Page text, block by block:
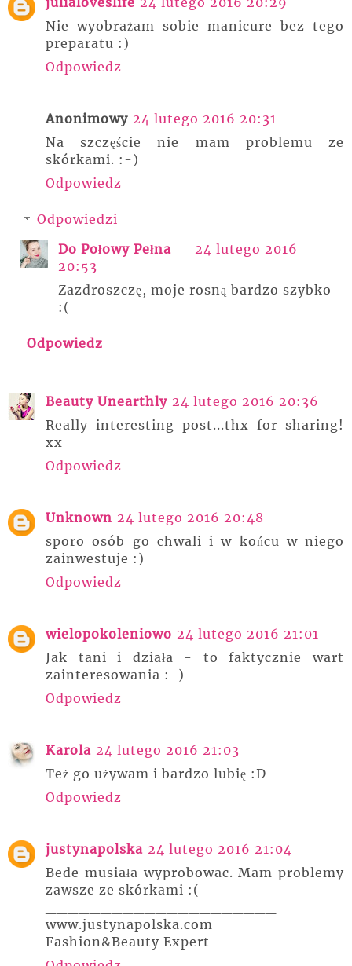
Nie wyobrażam sobie manicure bez tego
preparatu :)
Odpowiedz
Anonimowy 24 lutego 2016 20:31
Na szczęście nie mam problemu ze
skórkami. :-)
Odpowiedz
Odpowiedzi
Do Połowy Pełna
24 lutego 2016
20:53
Zazdroszczę, moje rosną bardzo szybko
:(
Odpowiedz
Beauty Unearthly 24 lutego 2016 20:36
Really interesting post...thx for sharing!
xx
Odpowiedz
Unknown 24 lutego 2016 20:48
sporo osób go chwali i w końcu w niego
zainwestuje :)
Odpowiedz
wielopokoleniowo 24 lutego 2016 21:01
Jak tani i działa - to faktycznie wart
zainteresowania :-)
Odpowiedz
Karola 24 lutego 2016 21:03
Też go używam i bardzo lubię :D
Odpowiedz
justynapolska 24 lutego 2016 21:04
Bede musiała wyprobowac. Mam problemy
zawsze ze skórkami :(
www.justynapolska.com
Fashion&Beauty Expert